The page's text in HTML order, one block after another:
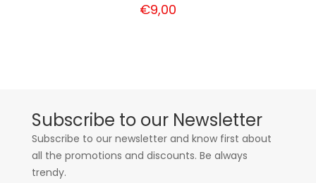
€9,00
Subscribe to our Newsletter
Subscribe to our newsletter and know first about
all the promotions and discounts. Be always
trendy.